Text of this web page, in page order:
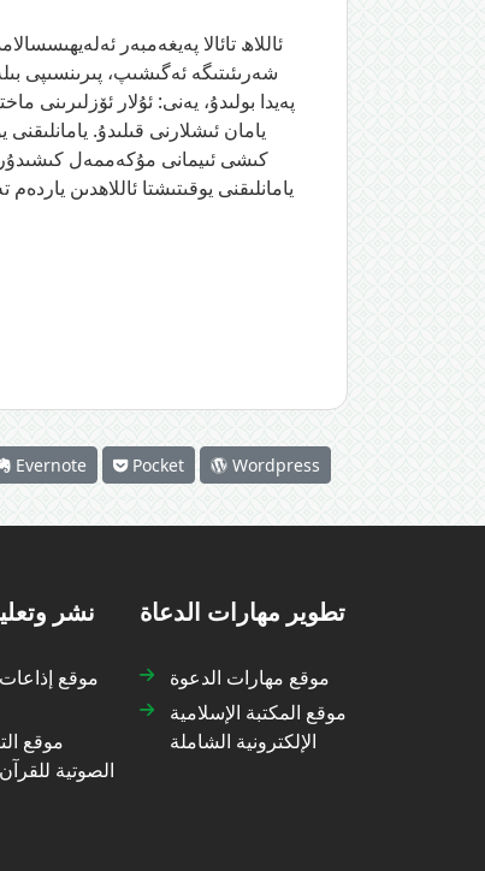
ئاللاھ تائالا پەيغەمبەر
شەرىئىتىگە ئەگىشىپ، پىرىنسىپى
پەيدا بولىدۇ، يەنى: ئۇلار ئۆزلىرىنى
يامان ئىشلارنى قىلىدۇ.
كىشى ئىيمانى مۇكەممەل كىشىدۇر.
يامانلىقنى يوقىتىشتا ئاللاھدىن
Evernote Pocket Wordpress
نشر
موقع
موقع
الصوتية
تطوير مهارات الدعاة
موقع مهارات الدعوة
موقع المكتبة الإسلامية
الإلكترونية الشاملة